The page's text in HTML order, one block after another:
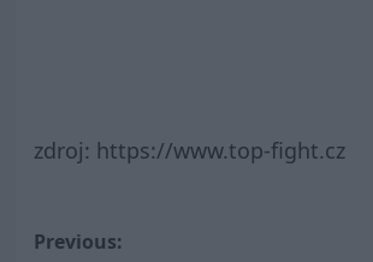
zdroj: https://www.top-fight.cz
Post
Previous: